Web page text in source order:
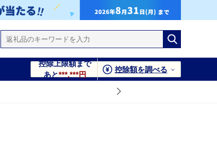
控除上限額まで
あと***,***円
控除額を調べる